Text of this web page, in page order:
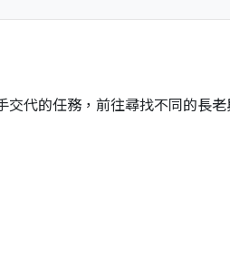
交代的任務，前往尋找不同的長